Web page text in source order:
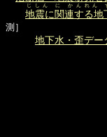
地震に関連する地
じしん に かんれん
測］
地下水・歪デー